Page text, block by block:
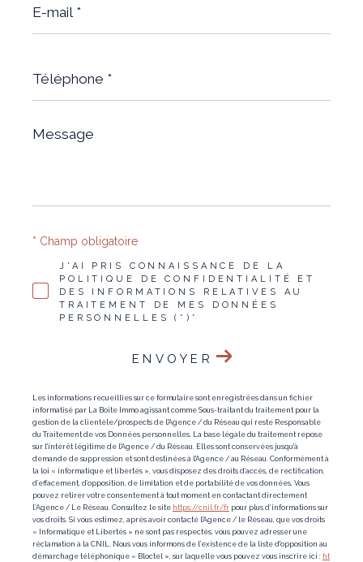
mail
*
*
Message
*
J'AI PRIS CONNAISSANCE DE LA
POLITIQUE DE CONFIDENTIALITÉ ET
DES INFORMATIONS RELATIVES AU
TRAITEMENT DE MES DONNÉES
PERSONNELLES (*)*
* Champ obligatoire
ENVOYER
Les informations recueillies sur ce formulaire sont enregistrées dans un fichier
informatisé par La Boite Immo agissant comme Sous-traitant du traitement pour la
gestion de la clientèle/prospects de l'Agence / du Réseau qui reste Responsable
du Traitement de vos Données personnelles. La base légale du traitement repose
sur l'intérêt légitime de l'Agence / du Réseau. Elles sont conservées jusqu'à
demande de suppression et sont destinées à l'Agence / au Réseau. Conformément à
la loi « informatique et libertés », vous disposez des droits d’accès, de rectification,
d’effacement, d’opposition, de limitation et de portabilité de vos données. Vous
pouvez retirer votre consentement à tout moment en contactant directement
l’Agence / Le Réseau. Consultez le site https://cnil.fr/fr pour plus d’informations sur
vos droits. Si vous estimez, après avoir contacté l'Agence / le Réseau, que vos droits
« Informatique et Libertés » ne sont pas respectés, vous pouvez adresser une
réclamation à la CNIL. Nous vous informons de l’existence de la liste d'opposition au
démarchage téléphonique « Bloctel », sur laquelle vous pouvez vous inscrire ici : ht